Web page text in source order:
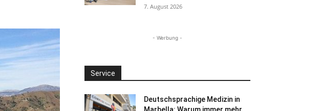
7. August 2026
- Werbung -
Service
Deutschsprachige Medizin in